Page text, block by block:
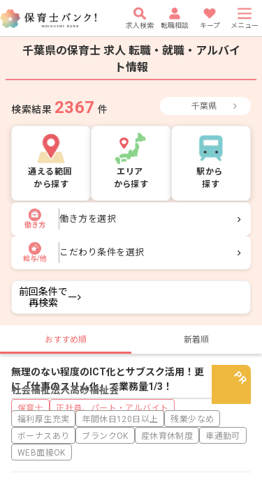
求人検索 転職相談 キープ メニュー
千葉県の保育士 求人 転職・就職・アルバイ
ト情報
検索結果 2367 件 千葉県
通える範囲
から探す
エリア
から探す
駅から
探す
働き方
働き方を選択
給与/他
こだわり条件を選択
前回条件で
再検索
ー
おすすめ順 新着順
社会福祉法人高砂福祉会
保育士 正社員、パート・アルバイト
無理のない程度のICT化とサブスク活用！更
に「仕事のスリム化」で業務量1/3！
福利厚生充実 年間休日120日以上
残業少なめ
ボーナスあり
ブランクOK 産休育休制度
車通勤可
WEB面接OK